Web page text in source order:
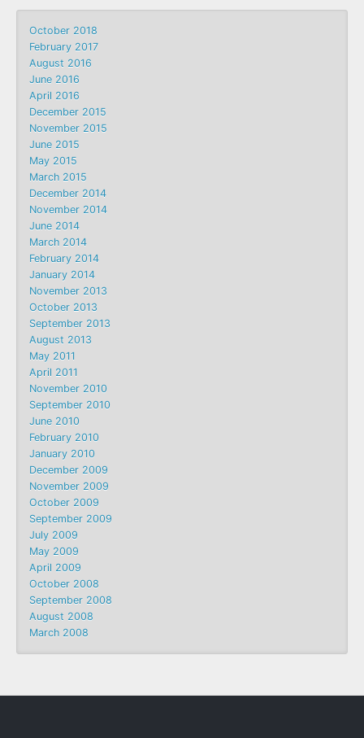
October 2018
February 2017
August 2016
June 2016
April 2016
December 2015
November 2015
June 2015
May 2015
March 2015
December 2014
November 2014
June 2014
March 2014
February 2014
January 2014
November 2013
October 2013
September 2013
August 2013
May 2011
April 2011
November 2010
September 2010
June 2010
February 2010
January 2010
December 2009
November 2009
October 2009
September 2009
July 2009
May 2009
April 2009
October 2008
September 2008
August 2008
March 2008